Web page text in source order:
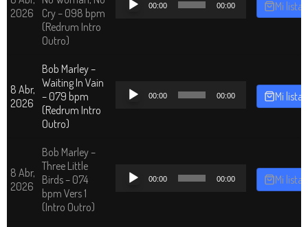
2026
Cry – 098 bpm
(Redrum Intro
Outro)
00:00 00:00 Mi lista
8 Abr,
2026
Bob Marley –
Waiting In Vain
– 079 bpm
(Redrum Intro
Outro)
Reproductor
00:00 00:00 Mi lista
8 Abr,
2026
Bob Marley –
Three Little
Birds – 074
bpm Vers 1
(Intro Outro)
Reproductor
00:00 00:00 Mi lista